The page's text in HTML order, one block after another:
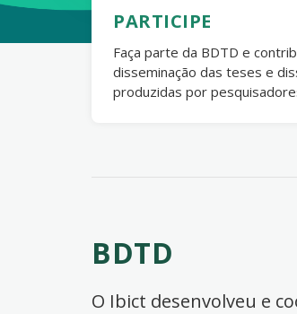
PARTICIPE
Faça parte da BDTD e
disseminação das teses e
produzidas por
BDTD
O Ibict desenvolveu e